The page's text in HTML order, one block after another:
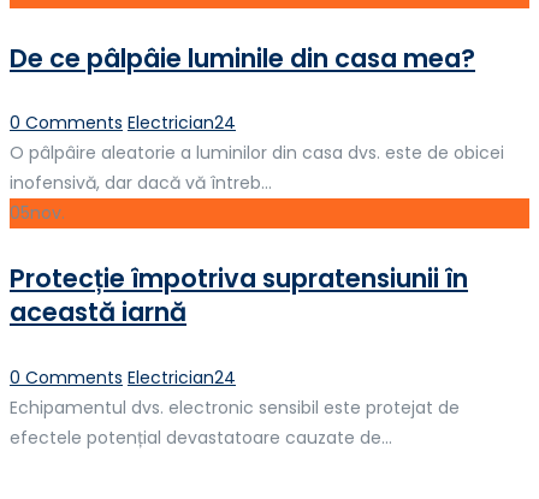
De ce pâlpâie luminile din casa mea?
0 Comments Author
Electrician24
O pâlpâire aleatorie a luminilor din casa dvs. este de obicei
inofensivă, dar dacă vă întreb...
05nov.
Protecție împotriva supratensiunii în
această iarnă
0 Comments Author
Electrician24
Echipamentul dvs. electronic sensibil este protejat de
efectele potențial devastatoare cauzate de...